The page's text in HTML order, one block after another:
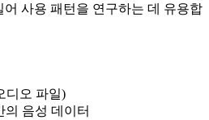
사용 패턴을 연구하는 데 유용합
디오 파일)
의 음성 데이터